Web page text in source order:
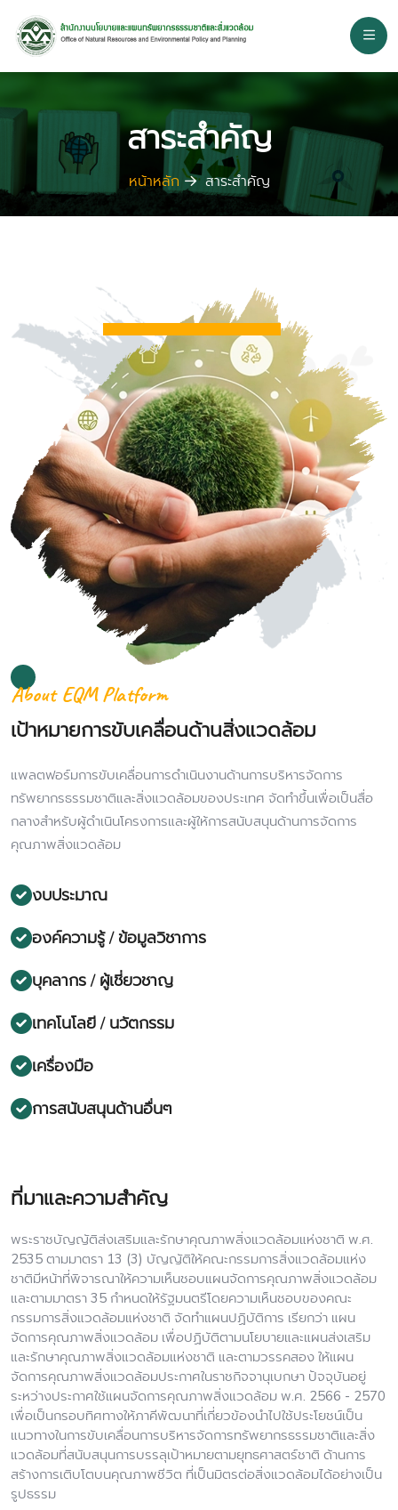
สาระสำคัญ
หน้าหลัก สาระสำคัญ
About EQM Platform
เป้าหมายการขับเคลื่อนด้านสิ่งแวดล้อม
แพลตฟอร์มการขับเคลื่อนการดำเนินงานด้านการบริหารจัดการ
ทรัพยากรธรรมชาติและสิ่งแวดล้อมของประเทศ จัดทำขึ้นเพื่อเป็นสื่อ
กลางสำหรับผู้ดำเนินโครงการและผู้ให้การสนับสนุนด้านการจัดการ
คุณภาพสิ่งแวดล้อม
งบประมาณ
องค์ความรู้ / ข้อมูลวิชาการ
บุคลากร / ผู้เชี่ยวชาญ
เทคโนโลยี / นวัตกรรม
เครื่องมือ
การสนับสนุนด้านอื่นๆ
ที่มาและความสำคัญ
พระราชบัญญัติส่งเสริมและรักษาคุณภาพสิ่งแวดล้อมแห่งชาติ พ.ศ.
2535 ตามมาตรา 13 (3) บัญญัติให้คณะกรรมการสิ่งแวดล้อมแห่ง
ชาติมีหน้าที่พิจารณาให้ความเห็นชอบแผนจัดการคุณภาพสิ่งแวดล้อม
และตามมาตรา 35 กำหนดให้รัฐมนตรีโดยความเห็นชอบของคณะ
กรรมการสิ่งแวดล้อมแห่งชาติ จัดทำแผนปฏิบัติการ เรียกว่า แผน
จัดการคุณภาพสิ่งแวดล้อม เพื่อปฏิบัติตามนโยบายและแผนส่งเสริม
และรักษาคุณภาพสิ่งแวดล้อมแห่งชาติ และตามวรรคสอง ให้แผน
จัดการคุณภาพสิ่งแวดล้อมประกาศในราชกิจจานุเบกษา ปัจจุบันอยู่
ระหว่างประกาศใช้แผนจัดการคุณภาพสิ่งแวดล้อม พ.ศ. 2566 - 2570
เพื่อเป็นกรอบทิศทางให้ภาคีพัฒนาที่เกี่ยวข้องนำไปใช้ประโยชน์เป็น
แนวทางในการขับเคลื่อนการบริหารจัดการทรัพยากรธรรมชาติและสิ่ง
แวดล้อมที่สนับสนุนการบรรลุเป้าหมายตามยุทธศาสตร์ชาติ ด้านการ
สร้างการเติบโตบนคุณภาพชีวิต ที่เป็นมิตรต่อสิ่งแวดล้อมได้อย่างเป็น
รูปธรรม